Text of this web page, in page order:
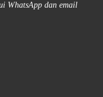
WhatsApp dan email